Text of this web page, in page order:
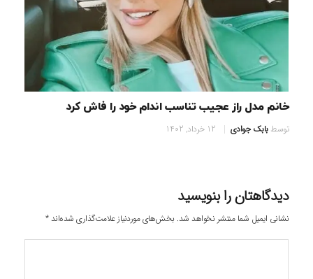
خانم مدل راز عجیب تناسب اندام خود را فاش کرد
توسطبابک جوادی 12 خرداد, 1402
دیدگاهتان را بنویسید
نشانی ایمیل شما منتشر نخواهد شد. بخش‌های موردنیاز علامت‌گذاری شده‌اند*